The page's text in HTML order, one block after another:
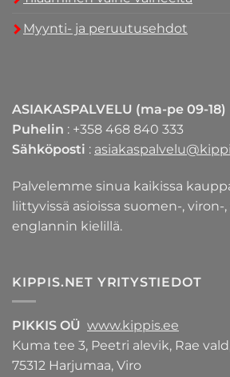
Myynti- ja peruutusehdot
ASIAKASPALVELU (ma-pe 09-18)
Puhelin : +358 468 840 333
Sähköposti :
Palvelemme sinua kaikissa
liittyvissä asioissa suomen-, viron-,
englannin kielillä.
KIPPIS.NET YRITYSTIEDOT
PIKKIS OÜ www.kippis.ee
Kuma tee 3, Peetri alevik, Rae
75312 Harjumaa, Viro